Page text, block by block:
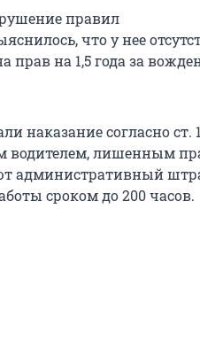
правил
что у нее
прав на 1,5 года за
наказание согласно ст.
водителем, лишенным
административный
сроком до 200 часов.